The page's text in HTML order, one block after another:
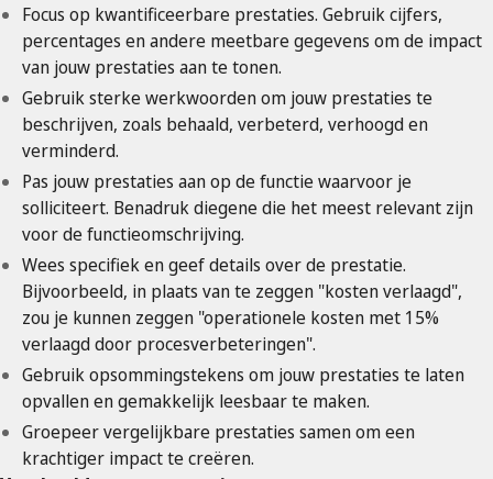
Focus op kwantificeerbare prestaties. Gebruik cijfers,
percentages en andere meetbare gegevens om de impact
van jouw prestaties aan te tonen.
Gebruik sterke werkwoorden om jouw prestaties te
beschrijven, zoals behaald, verbeterd, verhoogd en
verminderd.
Pas jouw prestaties aan op de functie waarvoor je
solliciteert. Benadruk diegene die het meest relevant zijn
voor de functieomschrijving.
Wees specifiek en geef details over de prestatie.
Bijvoorbeeld, in plaats van te zeggen "kosten verlaagd",
zou je kunnen zeggen "operationele kosten met 15%
verlaagd door procesverbeteringen".
Gebruik opsommingstekens om jouw prestaties te laten
opvallen en gemakkelijk leesbaar te maken.
Groepeer vergelijkbare prestaties samen om een
krachtiger impact te creëren.